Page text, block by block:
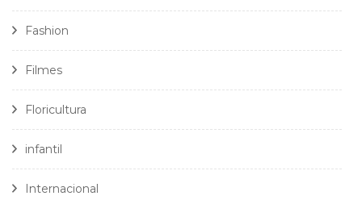
Fashion
Filmes
Floricultura
infantil
Internacional